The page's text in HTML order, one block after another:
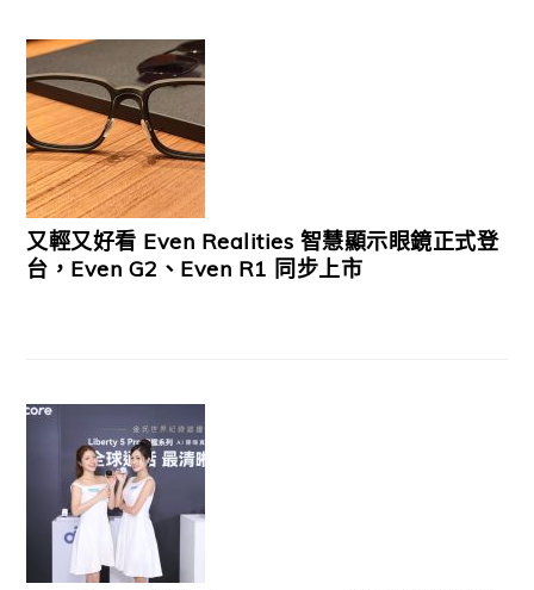
又輕又好看 Even Realities 智慧顯示眼鏡正式登
台，Even G2、Even R1 同步上市